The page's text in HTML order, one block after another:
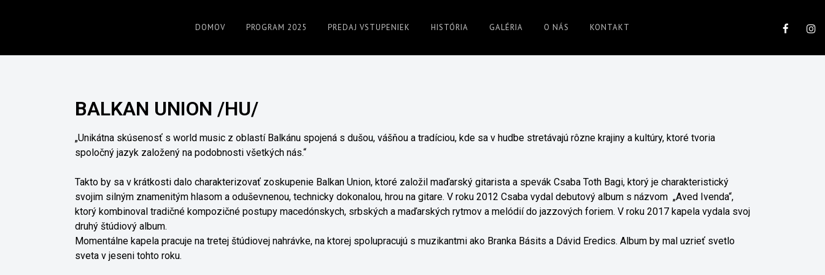
DOMOV PROGRAM 2025 PREDAJ VSTUPENIEK HISTÓRIA GALÉRIA O NÁS KONTAKT
BALKAN UNION /HU/
„Unikátna skúsenosť s world music z oblastí Balkánu spojená s dušou, vášňou a tradíciou, kde sa v hudbe stretávajú rôzne krajiny a kultúry, ktoré tvoria
spoločný jazyk založený na podobnosti všetkých nás.“
Takto by sa v krátkosti dalo charakterizovať zoskupenie Balkan Union, ktoré založil maďarský gitarista a spevák Csaba Toth Bagi, ktorý je charakteristický
svojim silným znamenitým hlasom a oduševnenou, technicky dokonalou, hrou na gitare. V roku 2012 Csaba vydal debutový album s názvom „Aved Ivenda“,
ktorý kombinoval tradičné kompozičné postupy macedónskych, srbských a maďarských rytmov a melódií do jazzových foriem. V roku 2017 kapela vydala svoj
druhý štúdiový album.
Momentálne kapela pracuje na tretej štúdiovej nahrávke, na ktorej spolupracujú s muzikantmi ako Branka Básits a Dávid Eredics. Album by mal uzrieť svetlo
sveta v jeseni tohto roku.